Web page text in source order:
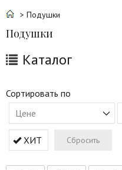
> Подушки
Подушки
Каталог
Сортировать по
Цене
ХИТ Сбросить